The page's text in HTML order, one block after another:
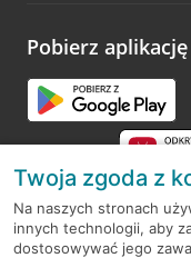
Pobierz
RODO
Twoja zgoda z
Na naszych stronach
innych technologii, aby
dostosowywać jego